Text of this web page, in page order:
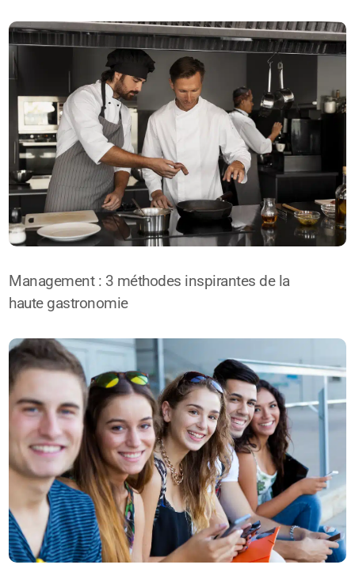
Management : 3 méthodes inspirantes de la
haute gastronomie